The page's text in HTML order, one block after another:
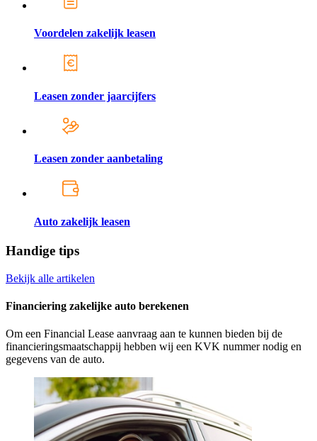
Voordelen zakelijk leasen
Leasen zonder jaarcijfers
Leasen zonder aanbetaling
Auto zakelijk leasen
Handige tips
Bekijk alle artikelen
Financiering zakelijke auto berekenen
Om een Financial Lease aanvraag aan te kunnen bieden bij de
financieringsmaatschappij hebben wij een KVK nummer nodig en
gegevens van de auto.